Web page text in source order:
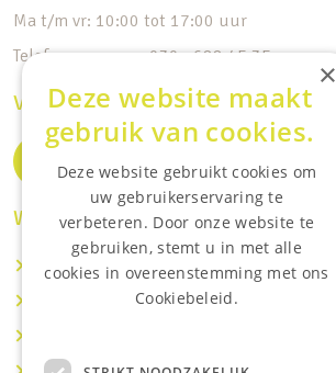
Ma t/m vr: 10:00 tot 17:00 uur
Telefoonnummer: 030 - 688 45 35
Volg ons op de socials
Waar wij o.a actief zijn:
Makelaar IJsselstein
Makelaar Utrecht
×
Deze website maakt
gebruik van cookies.
Deze website gebruikt cookies om
uw gebruikerservaring te
verbeteren. Door onze website te
gebruiken, stemt u in met alle
cookies in overeenstemming met ons
Cookiebeleid.